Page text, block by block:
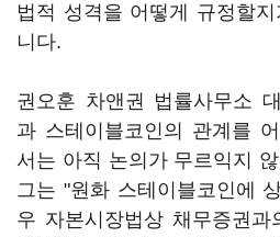
법적 성격을 어떻게 규정할
니다.
권오훈 차앤권 법률사무소
과 스테이블코인의 관계를
서는 아직 논의가 무르익지
그는 "원화 스테이블코인에
우 자본시장법상 채무증권